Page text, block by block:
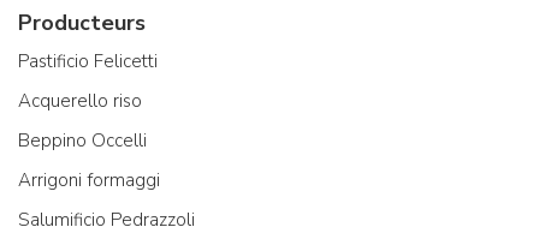
Producteurs
Pastificio Felicetti
Acquerello riso
Beppino Occelli
Arrigoni formaggi
Salumificio Pedrazzoli